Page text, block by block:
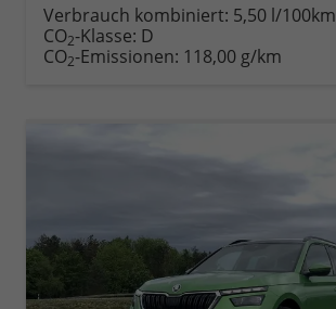
anfordern
Datei,
Verbrauch kombiniert: 5,50 l/100km
CO2-Klasse: D
CO2-Emissionen: 118,00 g/km